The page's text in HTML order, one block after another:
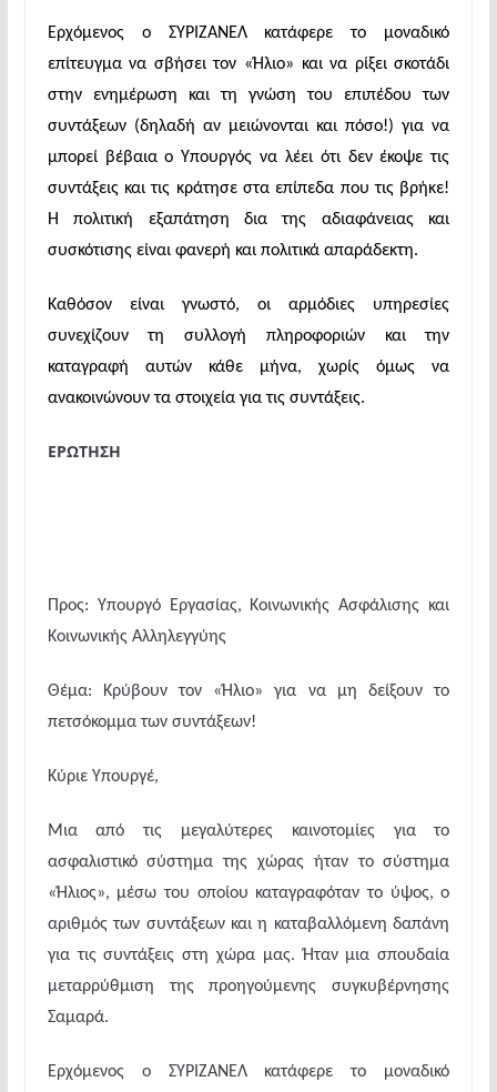
Ερχόμενος ο ΣΥΡΙΖΑΝΕΛ κατάφερε το μοναδικό
επίτευγμα να σβήσει τον «Ήλιο» και να ρίξει σκοτάδι
στην ενημέρωση και τη γνώση του επιπέδου των
συντάξεων (δηλαδή αν μειώνονται και πόσο!) για να
μπορεί βέβαια ο Υπουργός να λέει ότι δεν έκοψε τις
συντάξεις και τις κράτησε στα επίπεδα που τις βρήκε!
Η πολιτική εξαπάτηση δια της αδιαφάνειας και
συσκότισης είναι φανερή και πολιτικά απαράδεκτη.
Καθόσον είναι γνωστό, οι αρμόδιες υπηρεσίες
συνεχίζουν τη συλλογή πληροφοριών και την
καταγραφή αυτών κάθε μήνα, χωρίς όμως να
ανακοινώνουν τα στοιχεία για τις συντάξεις.
ΕΡΩΤΗΣΗ
Προς: Υπουργό Εργασίας, Κοινωνικής Ασφάλισης και
Κοινωνικής Αλληλεγγύης
Θέμα: Κρύβουν τον «Ήλιο» για να μη δείξουν το
πετσόκομμα των συντάξεων!
Κύριε Υπουργέ,
Μια από τις μεγαλύτερες καινοτομίες για το
ασφαλιστικό σύστημα της χώρας ήταν το σύστημα
«Ήλιος», μέσω του οποίου καταγραφόταν το ύψος, ο
αριθμός των συντάξεων και η καταβαλλόμενη δαπάνη
για τις συντάξεις στη χώρα μας. Ήταν μια σπουδαία
μεταρρύθμιση της προηγούμενης συγκυβέρνησης
Σαμαρά.
Ερχόμενος ο ΣΥΡΙΖΑΝΕΛ κατάφερε το μοναδικό